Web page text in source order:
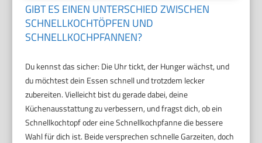
GIBT ES EINEN UNTERSCHIED ZWISCHEN
SCHNELLKOCHTÖPFEN UND
SCHNELLKOCHPFANNEN?
Du kennst das sicher: Die Uhr tickt, der Hunger wächst, und
du möchtest dein Essen schnell und trotzdem lecker
zubereiten. Vielleicht bist du gerade dabei, deine
Küchenausstattung zu verbessern, und fragst dich, ob ein
Schnellkochtopf oder eine Schnellkochpfanne die bessere
Wahl für dich ist. Beide versprechen schnelle Garzeiten, doch